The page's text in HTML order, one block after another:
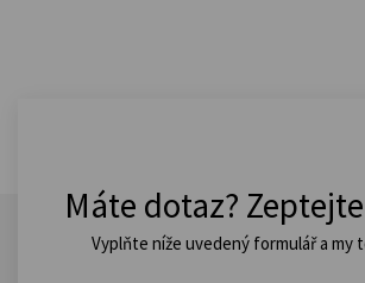
Máte dotaz?
Vyplňte níže uvedený formulář a my